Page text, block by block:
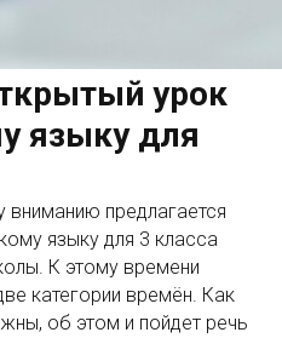
урок
языку для
предлагается
языку для 3 класса
К этому времени
категории времён. Как
об этом и пойдет речь